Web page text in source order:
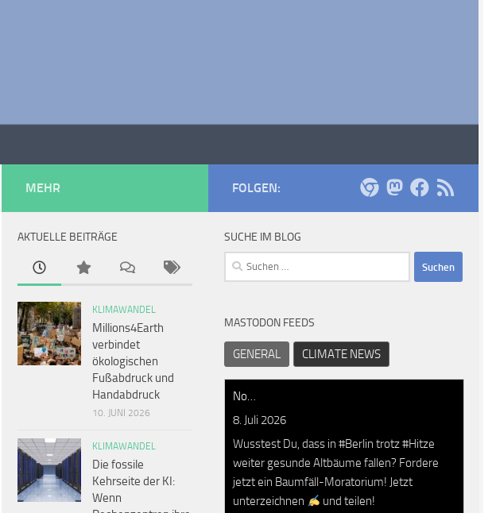
FOLGEN:
SUCHE IM BLOG
Suchen
nach:
MASTODON FEEDS
GENERAL CLIMATE NEWS
No…
8. Juli 2026
Wusstest Du, dass in #Berlin trotz #Hitze
weiter gesunde Altbäume fallen? Fordere
jetzt ein Baumfäll-Moratorium! Jetzt
unterzeichnen
und teilen!
MEHR
AKTUELLE BEITRÄGE
KLIMAWANDEL
Millions4Earth
verbindet
ökologischen
Fußabdruck und
Handabdruck
10. JUNI 2026
KLIMAWANDEL
Die fossile
Kehrseite der KI:
Wenn